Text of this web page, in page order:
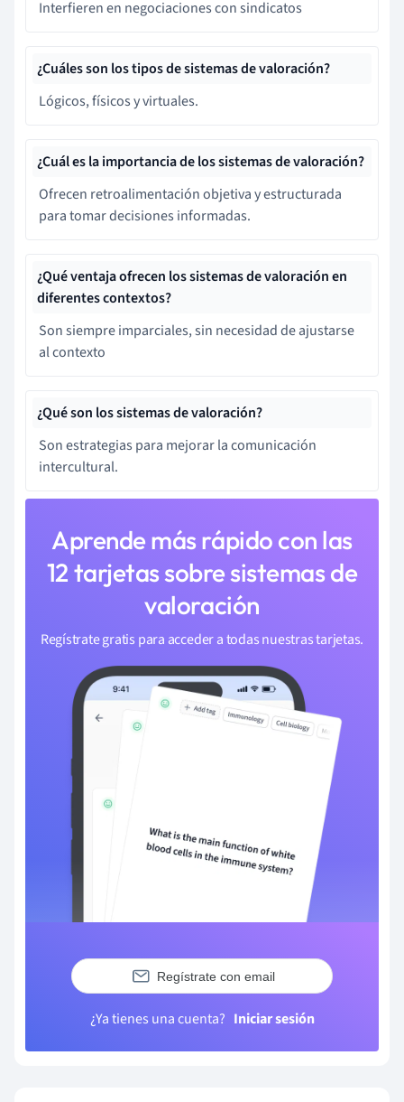
Interfieren en negociaciones con sindicatos
¿Cuáles son los tipos de sistemas de valoración?
Lógicos, físicos y virtuales.
¿Cuál es la importancia de los sistemas de valoración?
Ofrecen retroalimentación objetiva y estructurada
para tomar decisiones informadas.
¿Qué ventaja ofrecen los sistemas de valoración en
diferentes contextos?
Son siempre imparciales, sin necesidad de ajustarse
al contexto
¿Qué son los sistemas de valoración?
Son estrategias para mejorar la comunicación
intercultural.
Aprende más rápido con las
12 tarjetas sobre sistemas de
valoración
Regístrate gratis para acceder a todas nuestras tarjetas.
Regístrate con email
¿Ya tienes una cuenta? Iniciar sesión